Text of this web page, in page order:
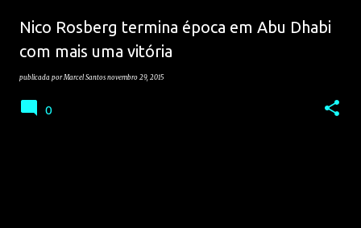
Nico Rosberg termina época em Abu Dhabi
com mais uma vitória
publicada porMarcel Santos novembro 29, 2015
0